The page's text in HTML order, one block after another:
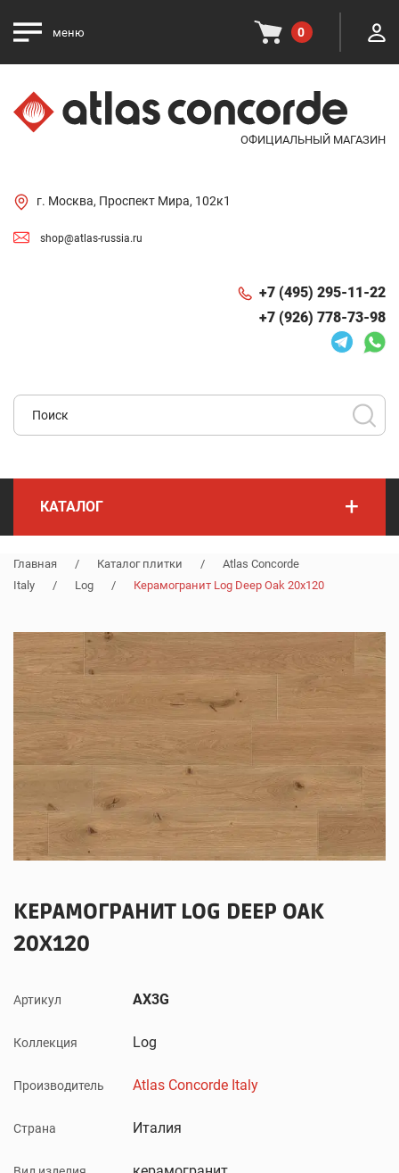
меню 0
ОФИЦИАЛЬНЫЙ МАГАЗИН
г. Москва, Проспект Мира, 102к1
shop@atlas-russia.ru
+7 (495) 295-11-22
+7 (926) 778-73-98
КАТАЛОГ +
Главная / Каталог плитки /
Atlas Concorde
Italy
/ Log / Керамогранит Log Deep Oak 20x120
КЕРАМОГРАНИТ LOG DEEP OAK
20X120
Артикул AX3G
Коллекция Log
Производитель Atlas Concorde Italy
Страна Италия